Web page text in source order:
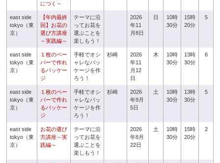
につく～
east side
tokyo（東
京）
【年内最終
回】お花の
選び方講座
～実践編～
テーマに沿
ってお花を
選ぶことを
楽しもう！
2026
年11
月8日
日
10時
30分
15時
20分
5
east side
tokyo（東
京）
１枚のペー
パーで作れ
るパッケー
ジ
手軽でオシ
ャレなパッ
ケージを作
ろう！
杉崎
2026
年11
月12
日
木
10時
30分
13時
30分
6
east side
tokyo（東
京）
１枚のペー
パーで作れ
るパッケー
ジ
手軽でオシ
ャレなパッ
ケージを作
ろう！
杉崎
2026
年9月
5日
土
10時
30分
13時
30分
5
east side
tokyo（東
京）
お花の選び
方講座～実
践編～
テーマに沿
ってお花を
選ぶことを
楽しもう！
2026
年8月
22日
土
10時
30分
15時
20分
2